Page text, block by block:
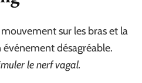
sur les bras et la
événement désagréable.
le nerf vagal.